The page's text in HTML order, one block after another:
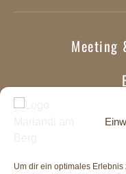
Um dir ein optimales
Meeting